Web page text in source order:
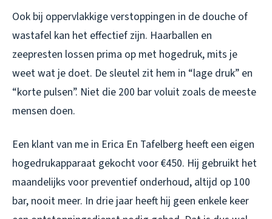
Ook bij oppervlakkige verstoppingen in de douche of
wastafel kan het effectief zijn. Haarballen en
zeepresten lossen prima op met hogedruk, mits je
weet wat je doet. De sleutel zit hem in “lage druk” en
“korte pulsen”. Niet die 200 bar voluit zoals de meeste
mensen doen.
Een klant van me in Erica En Tafelberg heeft een eigen
hogedrukapparaat gekocht voor €450. Hij gebruikt het
maandelijks voor preventief onderhoud, altijd op 100
bar, nooit meer. In drie jaar heeft hij geen enkele keer